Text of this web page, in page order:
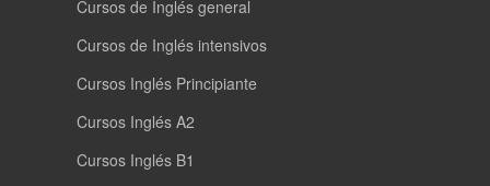
Cursos de Inglés general
Cursos de Inglés intensivos
Cursos Inglés Principiante
Cursos Inglés A2
Cursos Inglés B1